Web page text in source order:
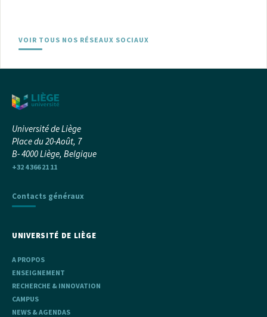
VOIR TOUS NOS RÉSEAUX SOCIAUX
Université de Liège
Place du 20-Août, 7
B- 4000 Liège, Belgique
+32 4 366 21 11
Contacts généraux
UNIVERSITÉ DE LIÈGE
A PROPOS
ENSEIGNEMENT
RECHERCHE & INNOVATION
CAMPUS
NEWS & AGENDAS